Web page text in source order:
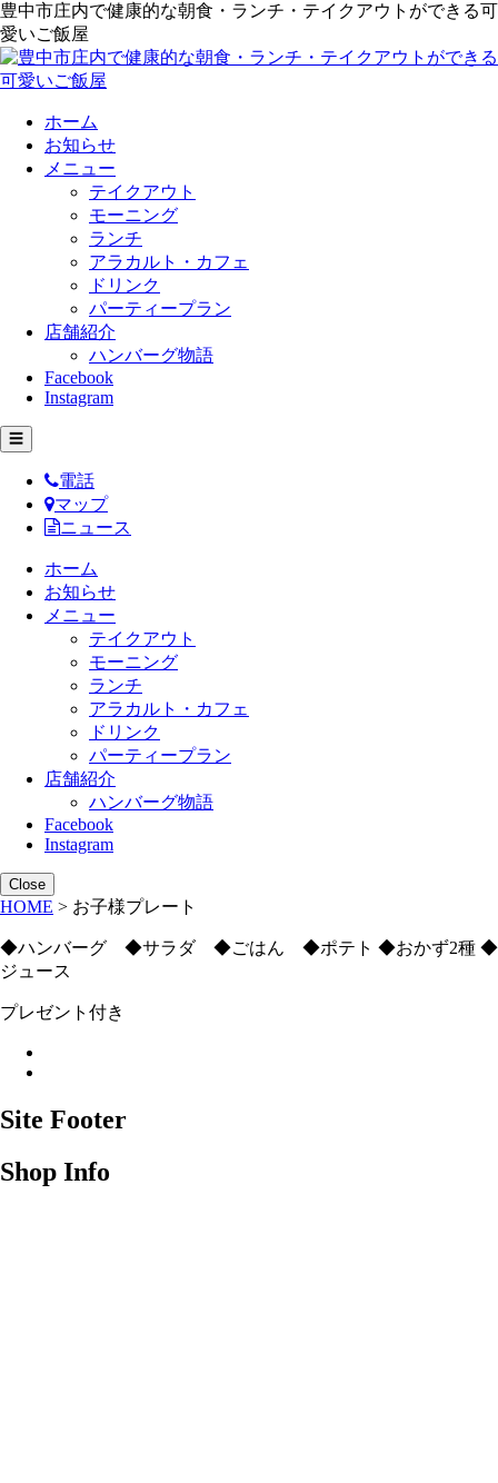
豊中市庄内で健康的な朝食・ランチ・テイクアウトができる可
愛いご飯屋
ホーム
お知らせ
メニュー
テイクアウト
モーニング
ランチ
アラカルト・カフェ
ドリンク
パーティープラン
店舗紹介
ハンバーグ物語
Facebook
Instagram
☰
電話
マップ
ニュース
ホーム
お知らせ
メニュー
テイクアウト
モーニング
ランチ
アラカルト・カフェ
ドリンク
パーティープラン
店舗紹介
ハンバーグ物語
Facebook
Instagram
Close
HOME > お子様プレート
◆ハンバーグ ◆サラダ ◆ごはん ◆ポテト ◆おかず2種 ◆
ジュース
プレゼント付き
Site Footer
Shop Info